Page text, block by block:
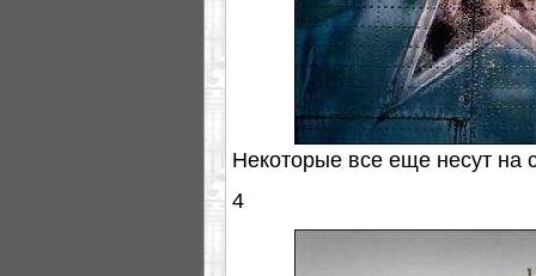
Некоторые все еще несут на
4